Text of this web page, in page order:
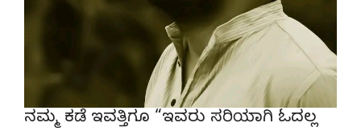
ನಮ್ಮ ಕಡೆ ಇವತ್ತಿಗೂ “ಇವರು ಸರಿಯಾಗಿ ಓದಲ್ಲ